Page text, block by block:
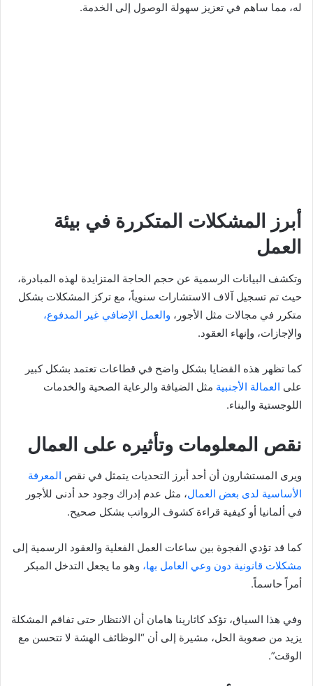
له، مما ساهم في تعزيز سهولة الوصول إلى الخدمة.
أبرز المشكلات المتكررة في بيئة
العمل
وتكشف البيانات الرسمية عن حجم الحاجة المتزايدة لهذه المبادرة،
حيث تم تسجيل آلاف الاستشارات سنوياً، مع تركز المشكلات بشكل
متكرر في مجالات مثل الأجور، والعمل الإضافي غير المدفوع،
والإجازات، وإنهاء العقود.
كما تظهر هذه القضايا بشكل واضح في قطاعات تعتمد بشكل كبير
على العمالة الأجنبية مثل الضيافة والرعاية الصحية والخدمات
اللوجستية والبناء.
نقص المعلومات وتأثيره على العمال
ويرى المستشارون أن أحد أبرز التحديات يتمثل في نقص المعرفة
الأساسية لدى بعض العمال، مثل عدم إدراك وجود حد أدنى للأجور
في ألمانيا أو كيفية قراءة كشوف الرواتب بشكل صحيح.
كما قد تؤدي الفجوة بين ساعات العمل الفعلية والعقود الرسمية إلى
مشكلات قانونية دون وعي العامل بها، وهو ما يجعل التدخل المبكر
أمراً حاسماً.
وفي هذا السياق، تؤكد كاثارينا هامان أن الانتظار حتى تفاقم المشكلة
يزيد من صعوبة الحل، مشيرة إلى أن “الوظائف الهشة لا تتحسن مع
الوقت”.